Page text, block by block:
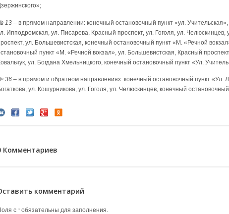
13 – в прямом направлении: конечный остановочный пункт «ул. Учительская»,
Ипподромская, ул. Писарева, Красный проспект, ул. Гоголя, ул.
ул. Большевистская, конечный остановочный пункт «М. «Речной
пункт «М. «Речной вокзал», ул. Большевистская, Красный
ул. Богдана Хмельницкого, конечный остановочный пункт «Ул.
36 – в прямом и обратном направлениях: конечный остановочный пункт «Ул.
ул. Кошурникова, ул. Гоголя, ул. Челюскинцев, конечный
Комментариев
комментарий
с *обязательны для заполнения.